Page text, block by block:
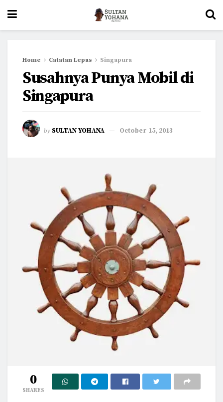
Home Catatan Lepas Singapura
Susahnya Punya Mobil di
Singapura
by SULTAN YOHANA October 15, 2013
0
SHARES